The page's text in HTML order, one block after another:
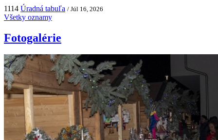
1114 Úradná tabuľa / Júl 16, 2026
Všetky oznamy
Fotogalérie